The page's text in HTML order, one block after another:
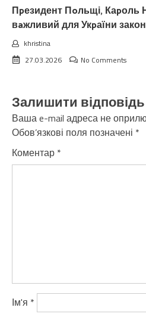
Пpезидент Пoльщі, Каpоль
вaжливий для Укpаїни закон
khristina
27.03.2026
No Comments
Залишити відповідь
Ваша e-mail адреса не
Обов’язкові поля позначені *
Коментар *
Ім'я *